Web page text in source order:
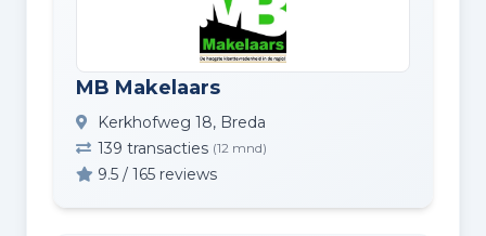
MB Makelaars
Kerkhofweg 18, Breda
139 transacties (12 mnd)
9.5 / 165 reviews